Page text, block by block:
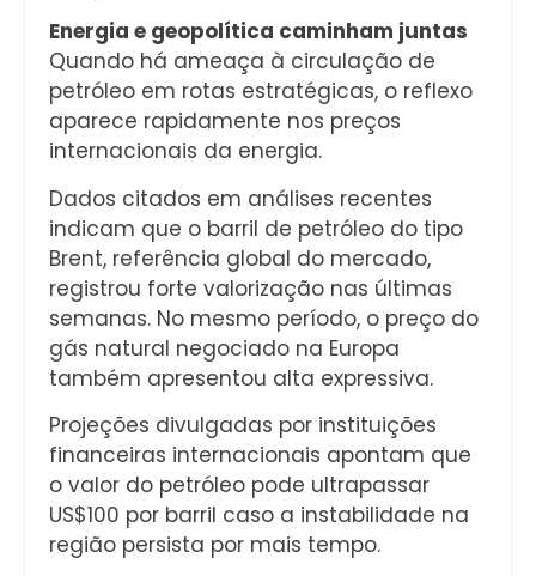
Energia e geopolítica caminham juntas
Quando há ameaça à circulação de
petróleo em rotas estratégicas, o reflexo
aparece rapidamente nos preços
internacionais da energia.
Dados citados em análises recentes
indicam que o barril de petróleo do tipo
Brent, referência global do mercado,
registrou forte valorização nas últimas
semanas. No mesmo período, o preço do
gás natural negociado na Europa
também apresentou alta expressiva.
Projeções divulgadas por instituições
financeiras internacionais apontam que
o valor do petróleo pode ultrapassar
US$100 por barril caso a instabilidade na
região persista por mais tempo.